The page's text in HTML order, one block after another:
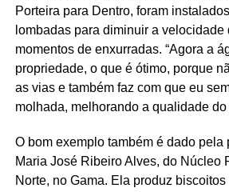
Porteira para Dentro, foram
lombadas para diminuir a velocidade
momentos de enxurradas. “Agora a
propriedade, o que é ótimo, porque
as vias e também faz com que eu
molhada, melhorando a qualidade do
O bom exemplo também é dado pela
Maria José Ribeiro Alves, do Núcleo
Norte, no Gama. Ela produz